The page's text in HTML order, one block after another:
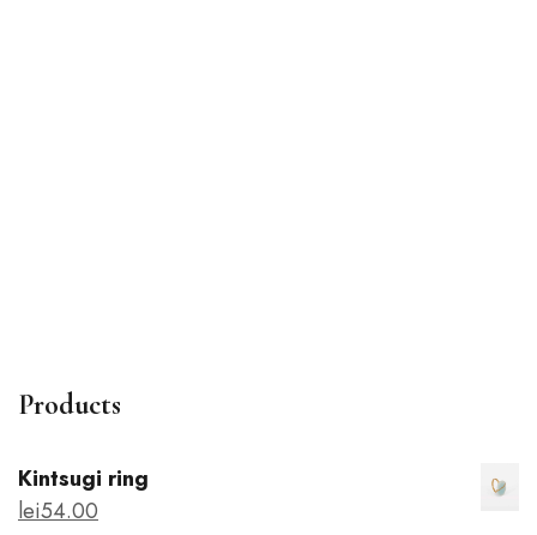
Products
Kintsugi ring
lei54.00